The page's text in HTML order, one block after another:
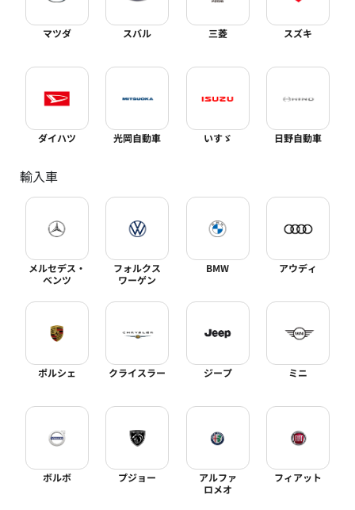
マツダ スバル 三菱 スズキ
ダイハツ 光岡自動車 いすゞ 日野自動車
輸入車
メルセデス・
ベンツ
フォルクス
ワーゲン
BMW アウディ
ポルシェ クライスラー ジープ ミニ
ボルボ プジョー
アルファ
ロメオ
フィアット